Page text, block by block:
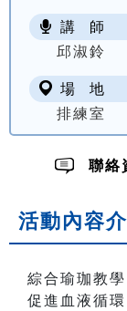
講 師
邱淑鈴
場 地
排練室
聯絡
活動內容
綜合瑜珈教
促進血液循